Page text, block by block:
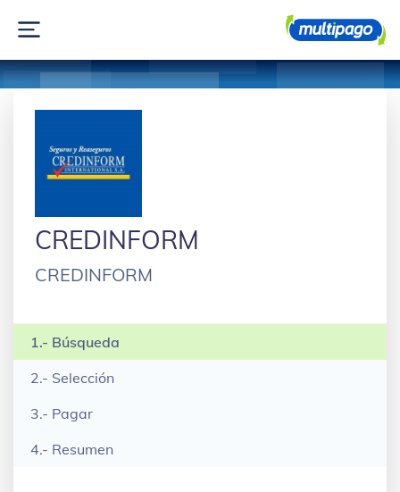
CREDINFORM
CREDINFORM
1.- Búsqueda
2.- Selección
3.- Pagar
4.- Resumen